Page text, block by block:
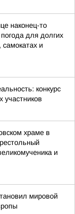
наконец-то
для долгих
самокатах и
конкурс
храме в
и
мировой